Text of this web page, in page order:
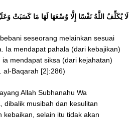
لَا يُكَلِّفُ اللَّهُ نَفْسًا إِلَّا وُسْعَهَا لَهَا مَا كَسَبَتْ
seseorang melainkan sesuai
Ia mendapat pahala (dari kebajikan)
mendapat siksa (dari kejahatan)
al-Baqarah [2]:286)
Allah Subhanahu Wa
dibalik musibah dan kesulitan
kebaikan, selain itu tidak akan